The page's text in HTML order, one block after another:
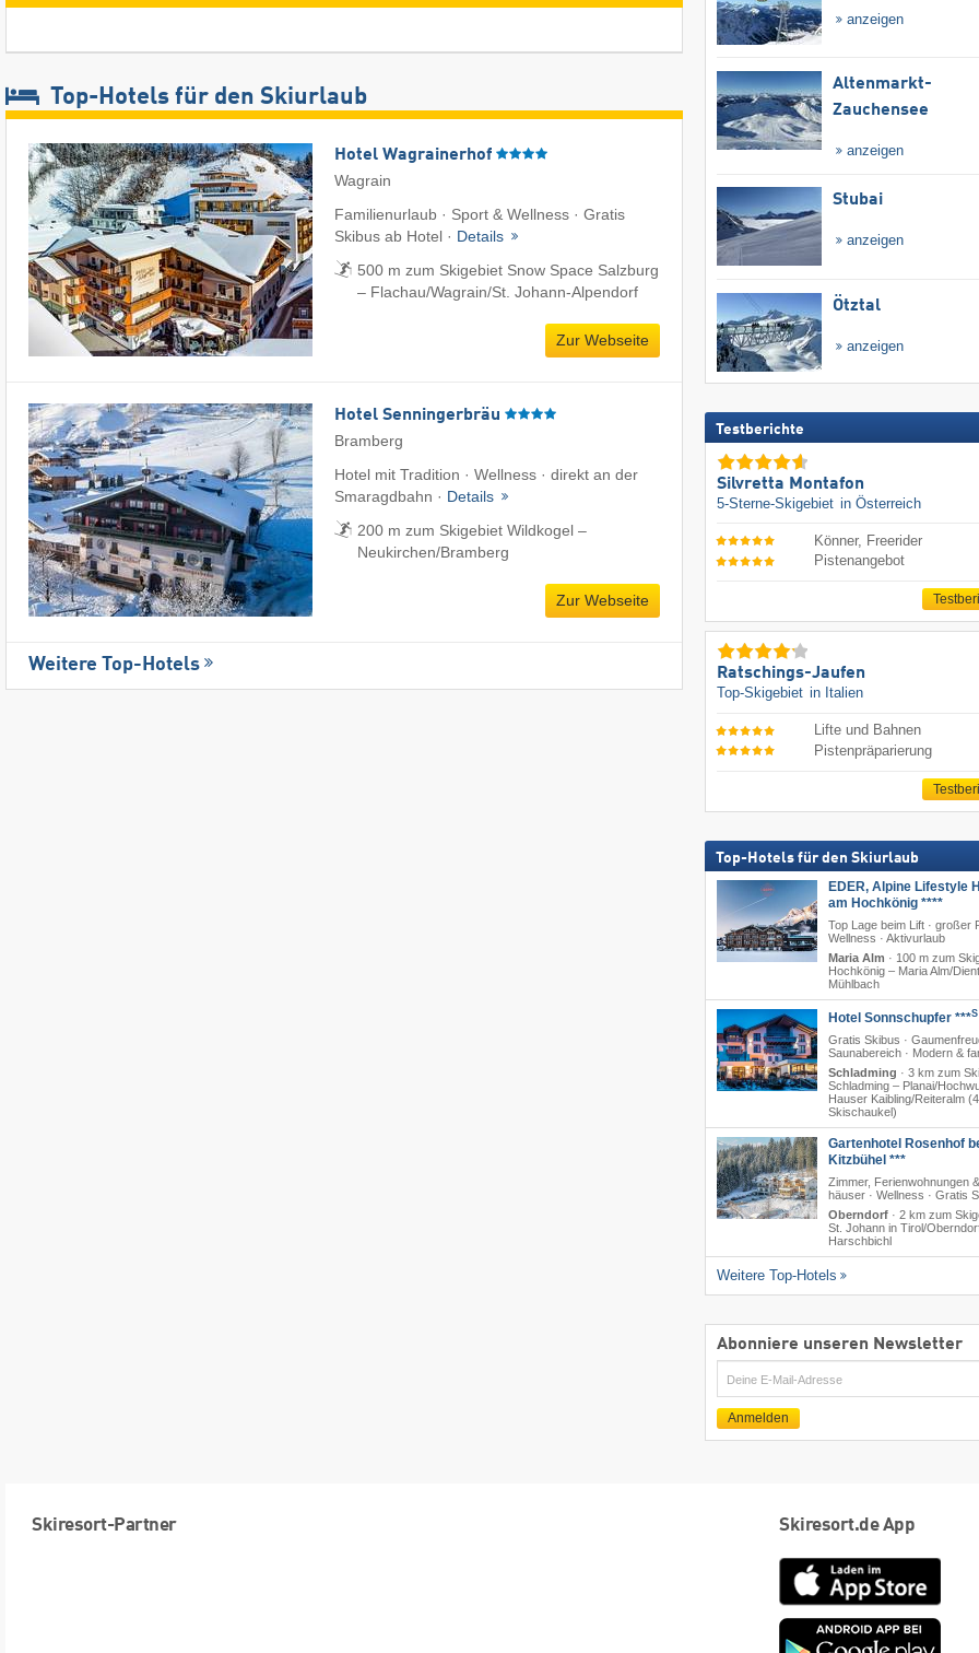
Top-Hotels für den Skiurlaub
Hotel Wagrainerhof
Wagrain
Familienurlaub · Sport & Wellness · Gratis
Skibus ab Hotel · Details
500 m zum Skigebiet Snow Space Salzburg
– Flachau/​Wagrain/​St. Johann-Alpendorf
Zur Webseite
Hotel Senningerbräu
Bramberg
Hotel mit Tradition · Wellness · direkt an der
Smaragdbahn · Details
200 m zum Skigebiet Wildkogel –
Neukirchen/​Bramberg
Zur Webseite
Weitere Top-Hotels
anzeigen
Altenmarkt-
Zauchensee
anzeigen
Stubai
anzeigen
Ötztal
anzeigen
Testberichte
Silvretta Montafon
5-Sterne-Skigebiet in Österreich
Könner, Freerider
Pistenangebot
Ratschings-Jaufen
Top-Skigebiet in Italien
Lifte und Bahnen
Pistenpräparierung
Top-Hotels für den Skiurlaub
EDER, Alpine Lifestyle
am Hochkönig ****
Top Lage beim Lift · großer
Wellness · Aktivurlaub
Maria Alm · 100 m zum
Hochkönig – Maria Alm/​
Mühlbach
Hotel Sonnschupfer ***S
Gratis Skibus ·
Saunabereich · Modern &
Schladming · 3 km zum
Schladming – Planai/​
Hauser Kaibling/​Reiteralm
Skischaukel)
Gartenhotel Rosenhof
Kitzbühel ***
Zimmer, Ferienwohnungen
häuser · Wellness · Gratis
Oberndorf · 2 km zum
St. Johann in Tirol/​
Harschbichl
Weitere Top-Hotels
Abonniere unseren Newsletter
E-
Mail
Anmelden
Skiresort-Partner Skiresort.de App
App
Store